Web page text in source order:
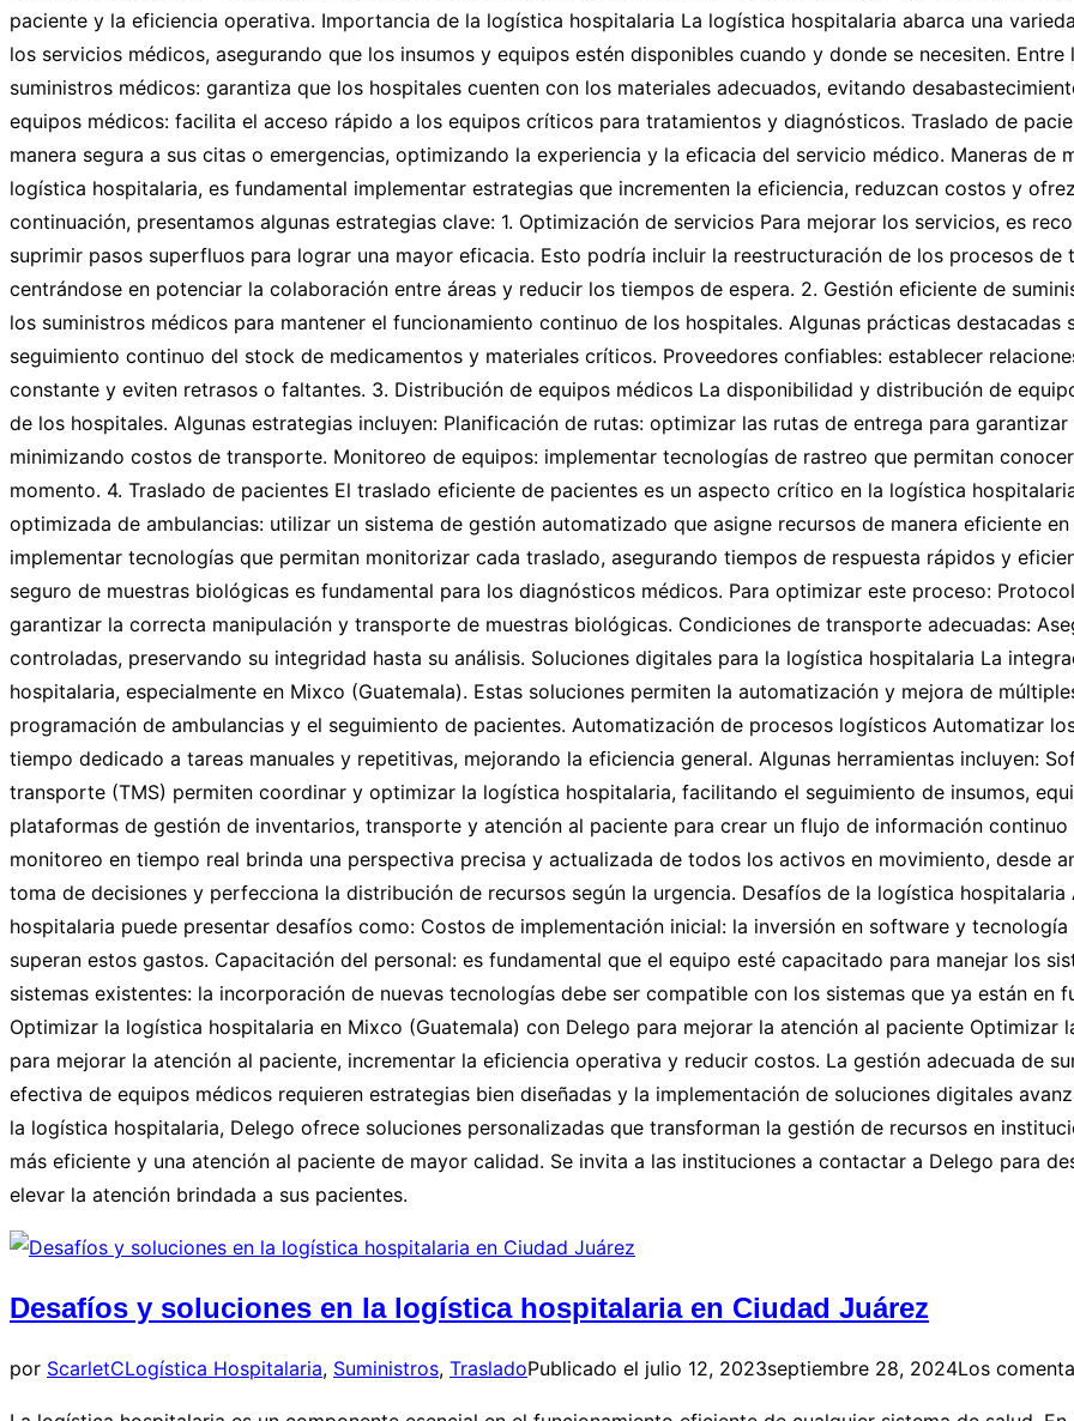
paciente y la eficiencia operativa. Importancia de la logística hospitalaria La logística hospitalaria abarca una
los servicios médicos, asegurando que los insumos y equipos estén disponibles cuando y donde se necesiten.
suministros médicos: garantiza que los hospitales cuenten con los materiales adecuados, evitando
equipos médicos: facilita el acceso rápido a los equipos críticos para tratamientos y diagnósticos. Traslado de
manera segura a sus citas o emergencias, optimizando la experiencia y la eficacia del servicio médico. Maneras
logística hospitalaria, es fundamental implementar estrategias que incrementen la eficiencia, reduzcan costos y
continuación, presentamos algunas estrategias clave: 1. Optimización de servicios Para mejorar los servicios, es
suprimir pasos superfluos para lograr una mayor eficacia. Esto podría incluir la reestructuración de los procesos
centrándose en potenciar la colaboración entre áreas y reducir los tiempos de espera. 2. Gestión eficiente de
los suministros médicos para mantener el funcionamiento continuo de los hospitales. Algunas prácticas
seguimiento continuo del stock de medicamentos y materiales críticos. Proveedores confiables: establecer
constante y eviten retrasos o faltantes. 3. Distribución de equipos médicos La disponibilidad y distribución de
de los hospitales. Algunas estrategias incluyen: Planificación de rutas: optimizar las rutas de entrega para
minimizando costos de transporte. Monitoreo de equipos: implementar tecnologías de rastreo que permitan
momento. 4. Traslado de pacientes El traslado eficiente de pacientes es un aspecto crítico en la logística
optimizada de ambulancias: utilizar un sistema de gestión automatizado que asigne recursos de manera eficiente
implementar tecnologías que permitan monitorizar cada traslado, asegurando tiempos de respuesta rápidos y
seguro de muestras biológicas es fundamental para los diagnósticos médicos. Para optimizar este proceso:
garantizar la correcta manipulación y transporte de muestras biológicas. Condiciones de transporte adecuadas:
controladas, preservando su integridad hasta su análisis. Soluciones digitales para la logística hospitalaria La
hospitalaria, especialmente en Mixco (Guatemala). Estas soluciones permiten la automatización y mejora de
programación de ambulancias y el seguimiento de pacientes. Automatización de procesos logísticos Automatizar
tiempo dedicado a tareas manuales y repetitivas, mejorando la eficiencia general. Algunas herramientas incluyen:
transporte (TMS) permiten coordinar y optimizar la logística hospitalaria, facilitando el seguimiento de insumos,
plataformas de gestión de inventarios, transporte y atención al paciente para crear un flujo de información
monitoreo en tiempo real brinda una perspectiva precisa y actualizada de todos los activos en movimiento, desde
toma de decisiones y perfecciona la distribución de recursos según la urgencia. Desafíos de la logística
hospitalaria puede presentar desafíos como: Costos de implementación inicial: la inversión en software y
superan estos gastos. Capacitación del personal: es fundamental que el equipo esté capacitado para manejar los
sistemas existentes: la incorporación de nuevas tecnologías debe ser compatible con los sistemas que ya están en
Optimizar la logística hospitalaria en Mixco (Guatemala) con Delego para mejorar la atención al paciente Optimizar
para mejorar la atención al paciente, incrementar la eficiencia operativa y reducir costos. La gestión adecuada de
efectiva de equipos médicos requieren estrategias bien diseñadas y la implementación de soluciones digitales
la logística hospitalaria, Delego ofrece soluciones personalizadas que transforman la gestión de recursos en
más eficiente y una atención al paciente de mayor calidad. Se invita a las instituciones a contactar a Delego para
elevar la atención brindada a sus pacientes.
Desafíos y soluciones en la logística hospitalaria en Ciudad Juárez
por ScarletCLogística Hospitalaria, Suministros, TrasladoPublicado el julio 12, 2023septiembre 28, 2024Los